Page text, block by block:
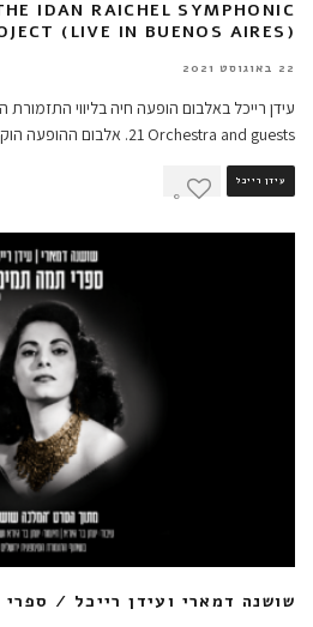
IDAN RAICHEL SYMPHONIC
(LIVE IN BUENOS AIRES)
22 באוגוסט 2021
21 Orchestra and guests. אלבום ההופעה הוקלט בבואנוס
עידן רייכל
0
שושנה דמארי ועידן רייכל /